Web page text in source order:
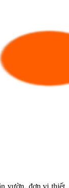
vườn, đơn vị thiết